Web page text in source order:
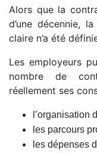
Alors que la
d’une décennie,
claire n’a été
Les employeurs
nombre de
réellement ses
l’organisation
les parcours
les dépenses